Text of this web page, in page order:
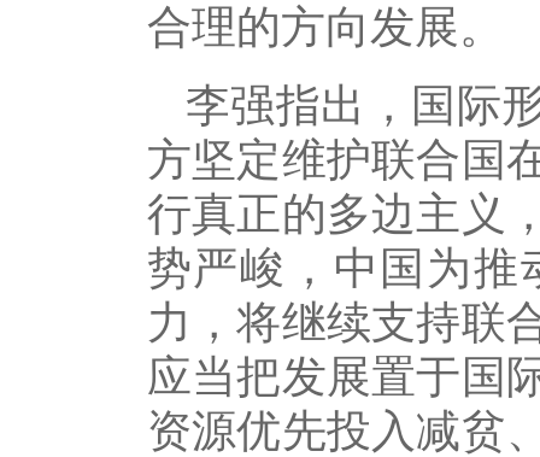
合理的方向发展。
李强指出，国际
方坚定维护联合国
行真正的多边主义
势严峻，中国为推
力，将继续支持联
应当把发展置于国
资源优先投入减贫